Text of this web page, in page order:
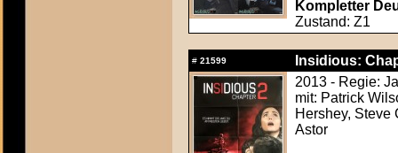
Kompletter
Zustand: Z1
# 21599
Insidious:
2013 - Regie:
mit: Patrick
Hershey, Steve
Astor